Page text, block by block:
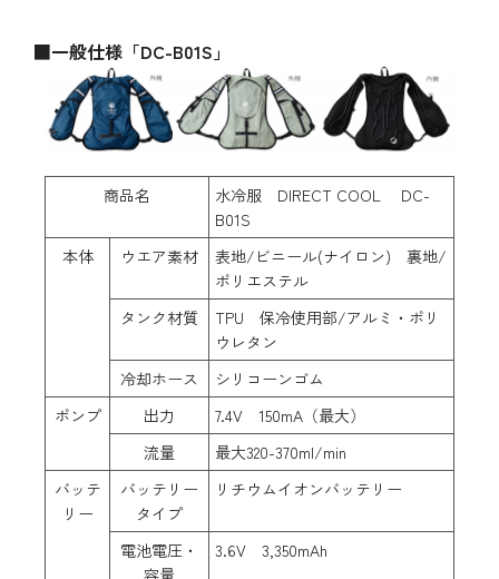
■一般仕様「DC-B01S」
商品名
水冷服 DIRECT COOL DC-
B01S
本体
ウエア素材
表地/ビニール(ナイロン) 裏地/
ポリエステル
タンク材質
TPU 保冷使用部/アルミ・ポリ
ウレタン
冷却ホース
シリコーンゴム
ポンプ
出力
7.4V 150mA（最大）
流量
最大320-370ml/min
バッテ
リー
バッテリー
タイプ
リチウムイオンバッテリー
電池電圧・
容量
3.6V 3,350mAh